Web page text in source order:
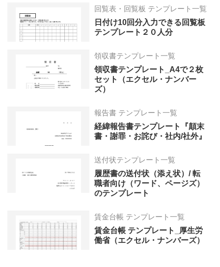
回覧表・回覧板 テンプレート一覧
日付け10回分入力できる回覧板
テンプレート２０人分
領収書テンプレート一覧
領収書テンプレート_A4で２枚
セット（エクセル・ナンバー
ズ）
報告書 テンプレート一覧
経緯報告書テンプレート『顛末
書・謝罪・お詫び・社内/社外』
送付状テンプレート一覧
履歴書の送付状（添え状）/ 転
職者向け（ワード、ページズ）
のテンプレート
賃金台帳 テンプレート一覧
賃金台帳 テンプレート_厚生労
働省（エクセル・ナンバーズ）